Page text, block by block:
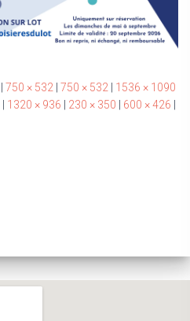
750 × 532 750 × 532
1536 × 1090
1320 × 936 230 × 350 600 × 426